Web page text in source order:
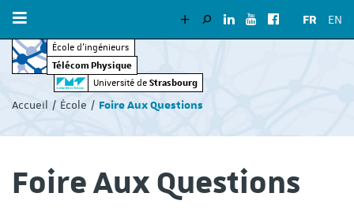
École d’ingénieurs
Télécom Physique
Université de Strasbourg
FR EN
êtes
Accueil École Foire Aux Questions
Foire Aux Questions